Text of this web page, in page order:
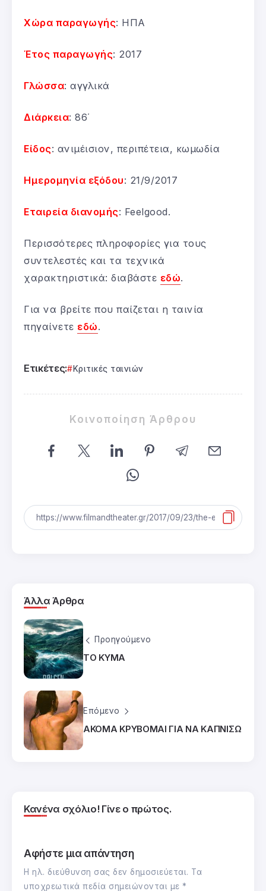
Χώρα παραγωγής: ΗΠΑ
Έτος παραγωγής: 2017
Γλώσσα: αγγλικά
Διάρκεια: 86΄
Είδος: ανιμέισιον, περιπέτεια, κωμωδία
Ημερομηνία εξόδου: 21/9/2017
Εταιρεία διανομής: Feelgood.
Περισσότερες πληροφορίες για τους
συντελεστές και τα τεχνικά
χαρακτηριστικά: διαβάστε εδώ.
Για να βρείτε που παίζεται η ταινία
πηγαίνετε εδώ.
Ετικέτες: Κριτικές ταινιών
Κοινοποίηση Άρθρου
Άλλα Άρθρα
Προηγούμενο
ΤΟ ΚΥΜΑ
Επόμενο
ΑΚΟΜΑ ΚΡΥΒΟΜΑΙ ΓΙΑ ΝΑ ΚΑΠΝΙΣΩ
Κανένα σχόλιο! Γίνε ο πρώτος.
Αφήστε μια απάντηση
Η ηλ. διεύθυνση σας δεν δημοσιεύεται. Τα
υποχρεωτικά πεδία σημειώνονται με *